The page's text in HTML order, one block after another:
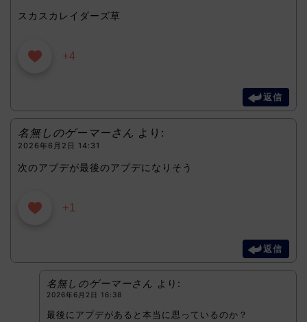
スカスカレイダーズ草
+4
返信
名無しのゲーマーさん より:
2026年6月2日 14:31
次のアプデが最後のアプデになりそう
+1
返信
名無しのゲーマーさん より:
2026年6月2日 16:38
最後にアプデがあると本当に思っているのか？